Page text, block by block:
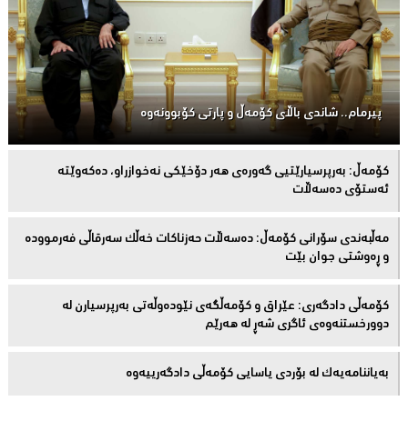
پیرمام.. شاندی باڵای كۆمه‌ڵ و پارتی كۆبوونه‌وه‌
كۆمەڵ: بەرپرسیارێتیی گەورەی هەر دۆخێکی نەخوازراو، دەكەوێتە
ئەستۆی دەسەڵات
مەڵبەندى سۆرانى کۆمەڵ: دەسەڵات حەزناکات خەڵک سەرقاڵى فەرموودە
و ڕەوشتى جوان بێت
کۆمەڵى دادگەرى: عێراق و كۆمەڵگەی نێودەوڵەتی بەرپرسیارن لە
دوورخستنەوەى ئاگری شەڕ لە هەرێم
بەیاننامەیەک لە بۆردی یاسایی کۆمەڵی دادگەرییەوە